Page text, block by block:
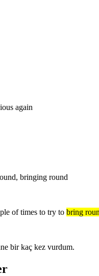
again
bringing round
of times to try to bring
bir kaç kez vurdum.